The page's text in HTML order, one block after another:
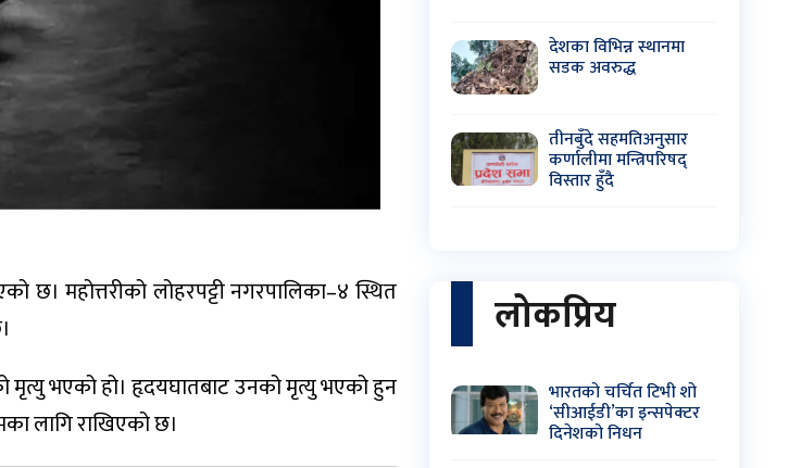
छ। महोत्तरीको लोहरपट्टी नगरपालिका–४ स्थित
मृत्यु भएको हो। हृदयघातबाट उनको मृत्यु भएको हुन
लागि राखिएको छ।
देशका विभिन्न स्थानमा
सडक अवरुद्ध
तीनबुँदे सहमतिअनुसार
कर्णालीमा मन्त्रिपरिषद्
विस्तार हुँदै
लोकप्रिय
भारतको चर्चित टिभी शो
‘सीआईडी’का इन्सपेक्टर
दिनेशको निधन